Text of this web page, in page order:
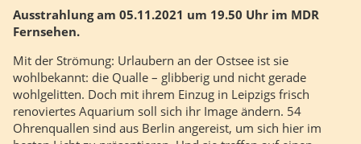
Ausstrahlung am 05.11.2021 um 19.50 Uhr im MDR
Fernsehen.
Mit der Strömung: Urlaubern an der Ostsee ist sie
wohlbekannt: die Qualle – glibberig und nicht gerade
wohlgelitten. Doch mit ihrem Einzug in Leipzigs frisch
renoviertes Aquarium soll sich ihr Image ändern. 54
Ohrenquallen sind aus Berlin angereist, um sich hier im